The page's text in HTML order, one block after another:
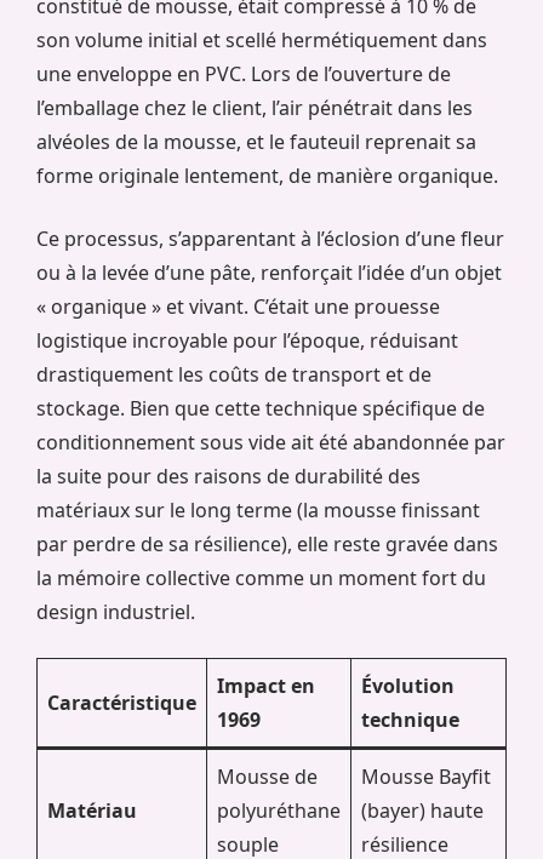
constitué de mousse, était compressé à 10 % de
son volume initial et scellé hermétiquement dans
une enveloppe en PVC. Lors de l’ouverture de
l’emballage chez le client, l’air pénétrait dans les
alvéoles de la mousse, et le fauteuil reprenait sa
forme originale lentement, de manière organique.
Ce processus, s’apparentant à l’éclosion d’une fleur
ou à la levée d’une pâte, renforçait l’idée d’un objet
« organique » et vivant. C’était une prouesse
logistique incroyable pour l’époque, réduisant
drastiquement les coûts de transport et de
stockage. Bien que cette technique spécifique de
conditionnement sous vide ait été abandonnée par
la suite pour des raisons de durabilité des
matériaux sur le long terme (la mousse finissant
par perdre de sa résilience), elle reste gravée dans
la mémoire collective comme un moment fort du
design industriel.
Caractéristique
Impact en
1969
Évolution
technique
Matériau
Mousse de
polyuréthane
souple
Mousse Bayfit
(bayer) haute
résilience